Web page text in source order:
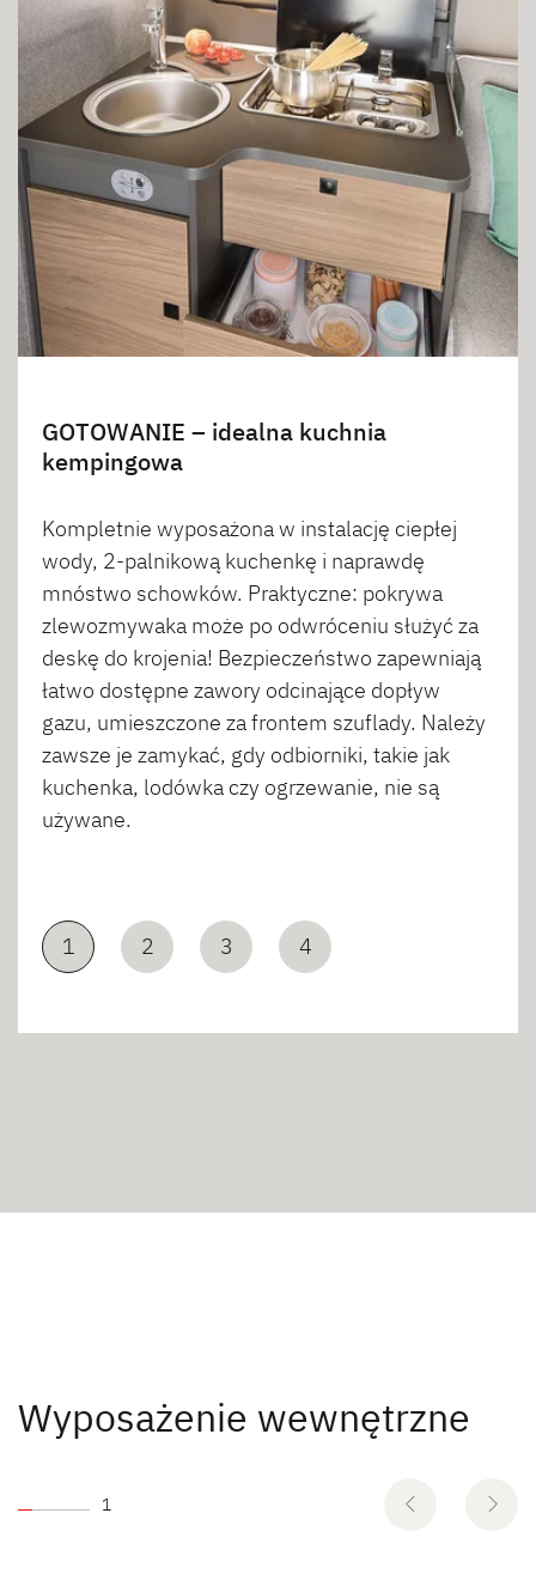
GOTOWANIE – idealna kuchnia
kempingowa
Kompletnie wyposażona w instalację ciepłej
wody, 2-palnikową kuchenkę i naprawdę
mnóstwo schowków. Praktyczne: pokrywa
zlewozmywaka może po odwróceniu służyć za
deskę do krojenia! Bezpieczeństwo zapewniają
łatwo dostępne zawory odcinające dopływ
gazu, umieszczone za frontem szuflady. Należy
zawsze je zamykać, gdy odbiorniki, takie jak
kuchenka, lodówka czy ogrzewanie, nie są
używane.
1 2 3 4
Wyposażenie wewnętrzne
1